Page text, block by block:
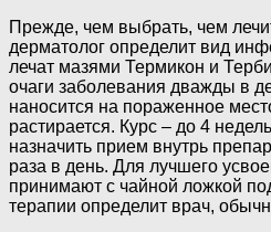
Прежде, чем выбрать, чем
дерматолог определит вид
лечат мазями Термикон и
очаги заболевания дважды в
наносится на пораженное
растирается. Курс – до 4
назначить прием внутрь
раза в день. Для лучшего
принимают с чайной ложкой
терапии определит врач,